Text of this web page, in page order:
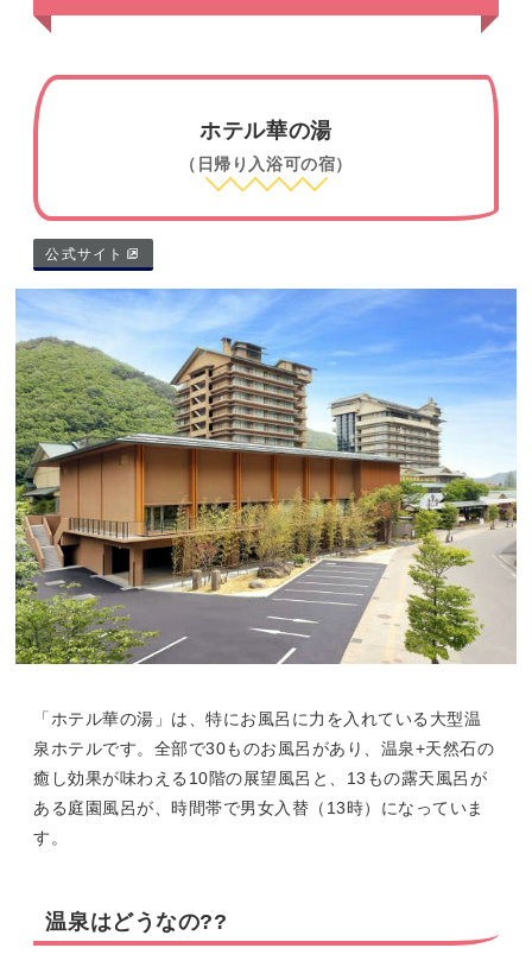
ホテル華の湯
（日帰り入浴可の宿）
公式サイト
「ホテル華の湯」は、特にお風呂に力を入れている大型温
泉ホテルです。全部で30ものお風呂があり、温泉+天然石の
癒し効果が味わえる10階の展望風呂と、13もの露天風呂が
ある庭園風呂が、時間帯で男女入替（13時）になっていま
す。
温泉はどうなの??